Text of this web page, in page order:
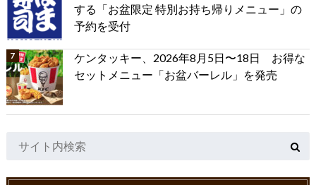
する「お盆限定 特別お持ち帰りメニュー」の
予約を受付
ケンタッキー、2026年8月5日〜18日 お得な
セットメニュー「お盆バーレル」を発売